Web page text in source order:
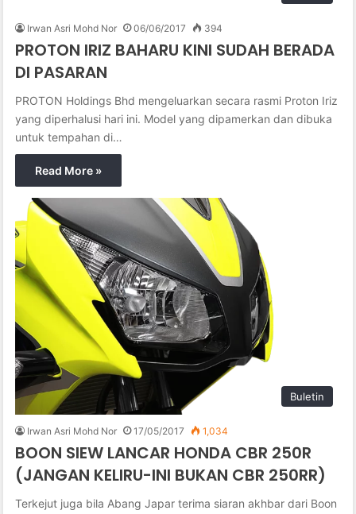
Irwan Asri Mohd Nor 06/06/2017 394
PROTON IRIZ BAHARU KINI SUDAH BERADA
DI PASARAN
PROTON Holdings Bhd mengeluarkan secara rasmi Proton Iriz
yang diperhalusi hari ini. Model yang dipamerkan dan dibuka
untuk tempahan di…
Read More »
Buletin
Irwan Asri Mohd Nor 17/05/2017 1,034
BOON SIEW LANCAR HONDA CBR 250R
(JANGAN KELIRU-INI BUKAN CBR 250RR)
Terkejut juga bila Abang Japar terima siaran akhbar dari Boon